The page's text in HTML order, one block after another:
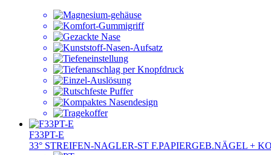
F33PT-E
33° STREIFEN-NAGLER-ST F.PAPIERGEB.NÄGEL +